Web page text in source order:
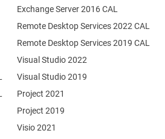
Remote Desktop Services 2022 CAL
Remote Desktop Services 2019 CAL
Exchange Server 2016 CAL
Visual Studio 2022
Visual Studio 2019
Project 2021
Project 2019
Visio 2021